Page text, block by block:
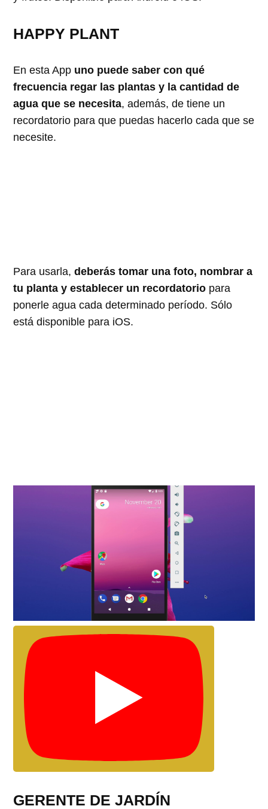
HAPPY PLANT
En esta App uno puede saber con qué
frecuencia regar las plantas y la cantidad de
agua que se necesita, además, de tiene un
recordatorio para que puedas hacerlo cada que se
necesite.
Para usarla,deberás tomar una foto, nombrar a
tu planta y establecer un recordatorio para
ponerle agua cada determinado período. Sólo
está disponible para iOS.
GERENTE DE JARDÍN